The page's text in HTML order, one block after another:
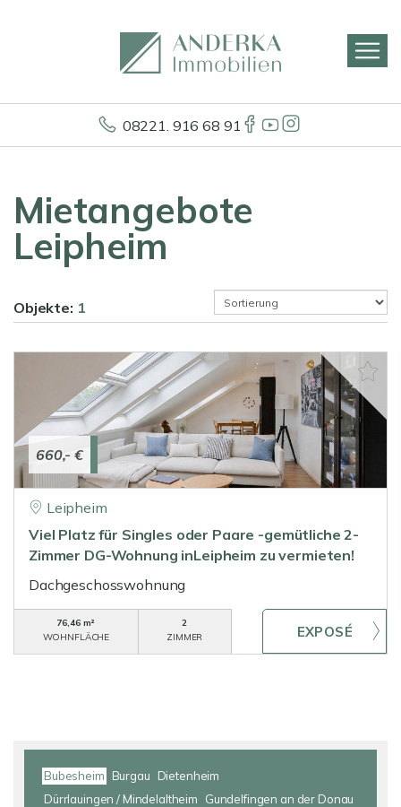
08221. 916 68 91
Mietangebote
Leipheim
Objekte: 1
660,- €
Leipheim
Viel Platz für Singles oder Paare -gemütliche 2-
Zimmer DG-Wohnung inLeipheim zu vermieten!
Dachgeschosswohnung
76,46 m²
WOHNFLÄCHE
2
ZIMMER
Bubesheim Burgau
Dietenheim
Dürrlauingen / Mindelaltheim
Gundelfingen an der Donau